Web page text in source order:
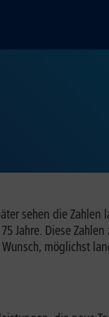
sehen die Zahlen
Jahre. Diese
möglichst